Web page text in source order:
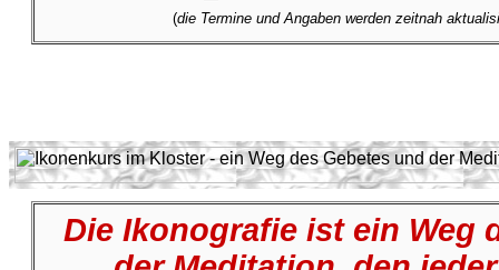
(die Termine und Angaben werden zeitnah
Die Ikonografie ist ein Weg